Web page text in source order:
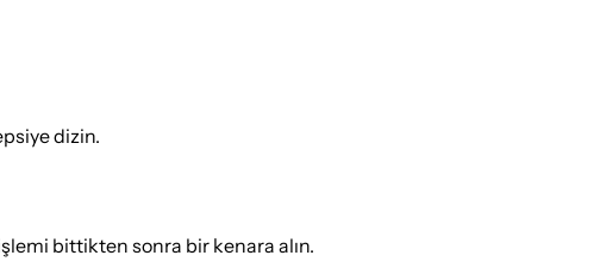
dizin.
bittikten sonra bir kenara alın.